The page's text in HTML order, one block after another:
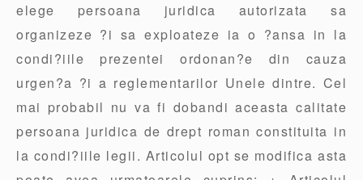
elege persoana juridica autorizata sa
organizeze ?i sa exploateze ia o ?ansa in la
condi?iile prezentei ordonan?e din cauza
urgen?a ?i a reglementarilor Unele dintre. Cel
mai probabil nu va fi dobandi aceasta calitate
persoana juridica de drept roman constituita in
la condi?iile legii. Articolul opt se modifica asta